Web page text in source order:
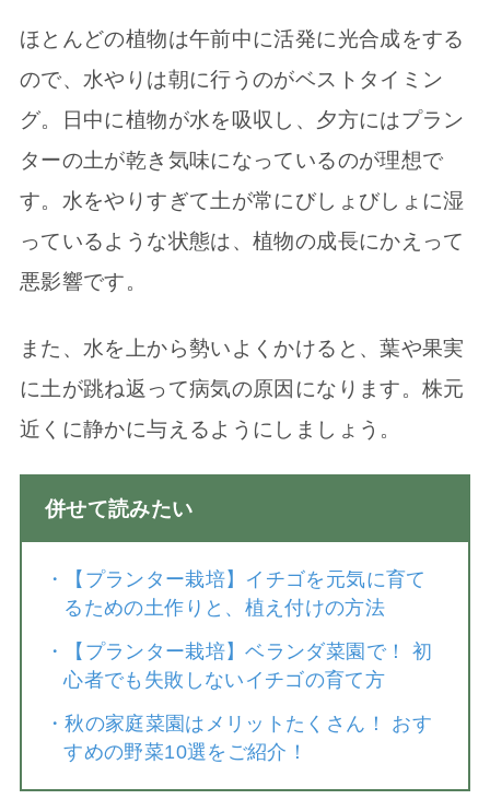
ほとんどの植物は午前中に活発に光合成をする
ので、水やりは朝に行うのがベストタイミン
グ。日中に植物が水を吸収し、夕方にはプラン
ターの土が乾き気味になっているのが理想で
す。水をやりすぎて土が常にびしょびしょに湿
っているような状態は、植物の成長にかえって
悪影響です。
また、水を上から勢いよくかけると、葉や果実
に土が跳ね返って病気の原因になります。株元
近くに静かに与えるようにしましょう。
併せて読みたい
・
【プランター栽培】イチゴを元気に育て
るための土作りと、植え付けの方法
・
【プランター栽培】ベランダ菜園で！ 初
心者でも失敗しないイチゴの育て方
・秋の家庭菜園はメリットたくさん！ おす
すめの野菜10選をご紹介！